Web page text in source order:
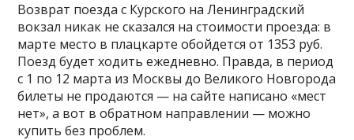
Возврат поезда с Курского на Ленинградский
вокзал никак не сказался на стоимости проезда: в
марте место в плацкарте обойдется от 1353 руб.
Поезд будет ходить ежедневно. Правда, в период
с 1 по 12 марта из Москвы до Великого Новгорода
билеты не продаются — на сайте написано «мест
нет», а вот в обратном направлении — можно
купить без проблем.